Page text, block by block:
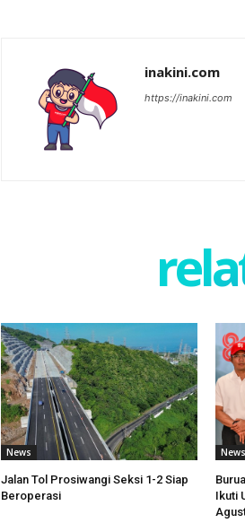
inakini.com
https://inakini.com
News
Jalan Tol Prosiwangi Seksi 1-2 Siap
Beroperasi
News
Ikuti